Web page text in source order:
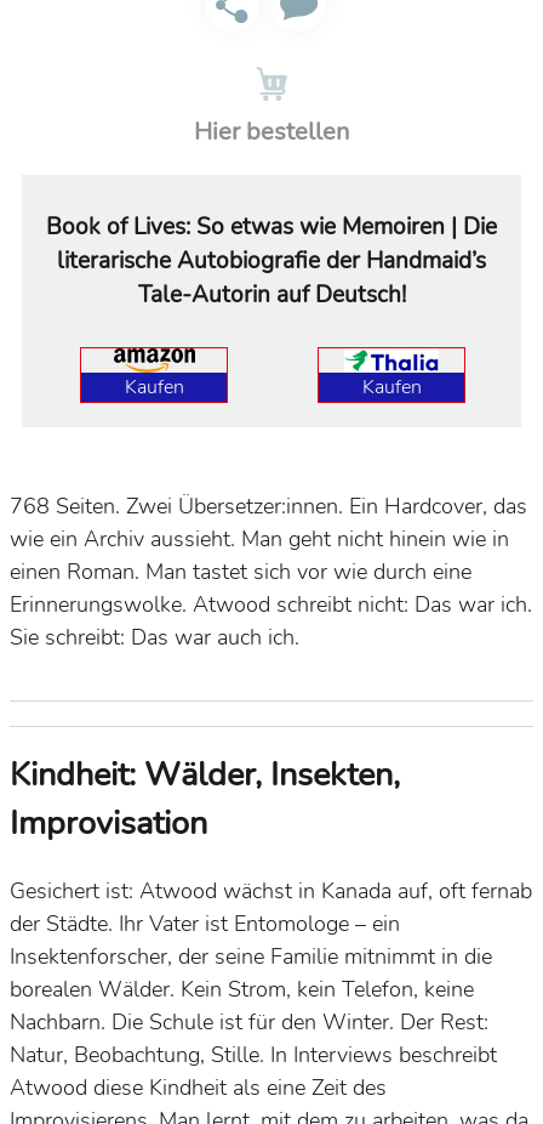
Hier bestellen
Book of Lives: So etwas wie Memoiren | Die
literarische Autobiografie der Handmaid’s
Tale-Autorin auf Deutsch!
Kaufen Kaufen
768 Seiten. Zwei Übersetzer:innen. Ein Hardcover, das
wie ein Archiv aussieht. Man geht nicht hinein wie in
einen Roman. Man tastet sich vor wie durch eine
Erinnerungswolke. Atwood schreibt nicht: Das war ich.
Sie schreibt: Das war auch ich.
Kindheit: Wälder, Insekten,
Improvisation
Gesichert ist: Atwood wächst in Kanada auf, oft fernab
der Städte. Ihr Vater ist Entomologe – ein
Insektenforscher, der seine Familie mitnimmt in die
borealen Wälder. Kein Strom, kein Telefon, keine
Nachbarn. Die Schule ist für den Winter. Der Rest:
Natur, Beobachtung, Stille. In Interviews beschreibt
Atwood diese Kindheit als eine Zeit des